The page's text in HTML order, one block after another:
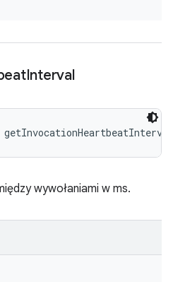
Interval
wywołaniami w ms.